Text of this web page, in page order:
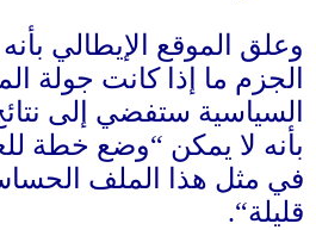
وعلق الموقع الإيطالي
الجزم ما إذا كانت جولة
السياسية ستفضي إلى
بأنه لا يمكن “وضع خطة
في مثل هذا الملف
قليلة“.